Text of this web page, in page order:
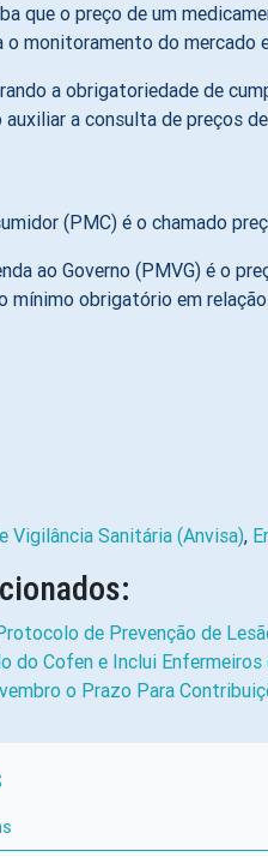
que o preço de um
o monitoramento do
a obrigatoriedade de
a consulta de preços
(PMC) é o chamado
ao Governo (PMVG) é o
mínimo obrigatório em
Vigilância Sanitária (Anvisa),
de Prevenção de
do Cofen e Inclui
o Prazo Para